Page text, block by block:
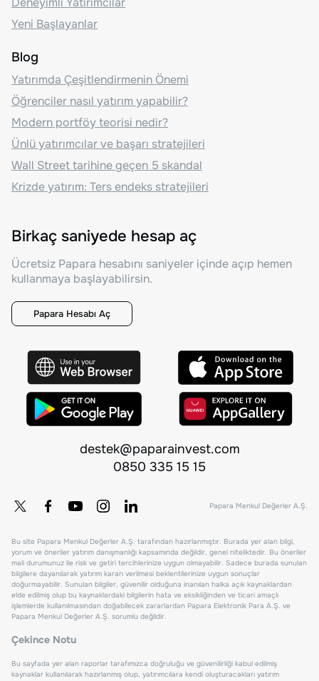
Yeni Başlayanlar
Blog
Yatırımda Çeşitlendirmenin Önemi
Öğrenciler nasıl yatırım yapabilir?
Modern portföy teorisi nedir?
Ünlü yatırımcılar ve başarı stratejileri
Wall Street tarihine geçen 5 skandal
Krizde yatırım: Ters endeks stratejileri
Birkaç saniyede hesap aç
Ücretsiz Papara hesabını saniyeler içinde açıp hemen
kullanmaya başlayabilirsin.
Papara Hesabı Aç
destek@paparainvest.com
0850 335 15 15
Papara Menkul Değerler A.Ş.
Bu site Papara Menkul Değerler A.Ş. tarafından hazırlanmıştır. Burada yer alan bilgi,
yorum ve öneriler yatırım danışmanlığı kapsamında değildir, genel niteliktedir. Bu öneriler
mali durumunuz ile risk ve getiri tercihlerinize uygun olmayabilir. Sadece burada sunulan
bilgilere dayanılarak yatırım kararı verilmesi beklentilerinize uygun sonuçlar
doğurmayabilir. Sunulan bilgiler, güvenilir olduğuna inanılan halka açık kaynaklardan
elde edilmiş olup bu kaynaklardaki bilgilerin hata ve eksikliğinden ve ticari amaçlı
işlemlerde kullanılmasından doğabilecek zararlardan Papara Elektronik Para A.Ş. ve
Papara Menkul Değerler A.Ş. sorumlu değildir.
Çekince Notu
Bu sayfada yer alan raporlar tarafımızca doğruluğu ve güvenilirliği kabul edilmiş
kaynaklar kullanılarak hazırlanmış olup, yatırımcılara kendi oluşturacakları yatırım